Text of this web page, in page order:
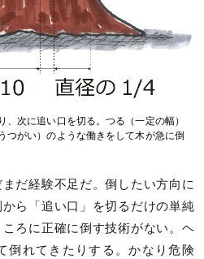
次に追い口を切る。つる（一定の幅）
つがい）のような働きをして木が急に倒
だ経験不足だ。倒したい方向に
から「追い口」を切るだけの単純
ろに正確に倒す技術がない。ヘ
倒れてきたりする。かなり危険